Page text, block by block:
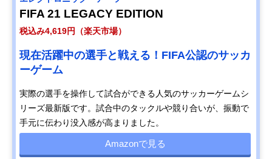
FIFA 21 LEGACY EDITION
税込み4,619円（楽天市場）
現在活躍中の選手と戦える！FIFA公認のサッカ
ーゲーム
実際の選手を操作して試合ができる人気のサッカーゲームシ
リーズ最新版です。試合中のタックルや競り合いが、振動で
手元に伝わり没入感が高まりました。
Amazonで見る